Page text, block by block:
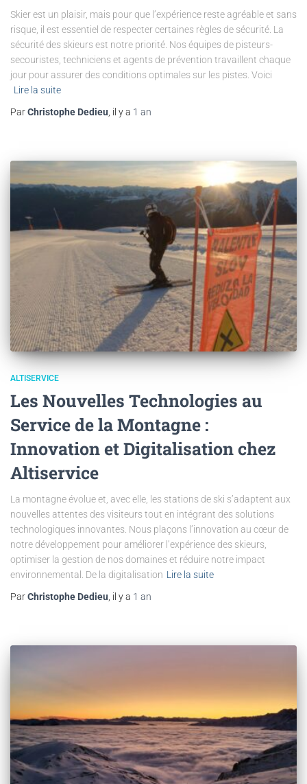
Skier est un plaisir, mais pour que l’expérience reste agréable et sans
risque, il est essentiel de respecter certaines règles de sécurité. La
sécurité des skieurs est notre priorité. Nos équipes de pisteurs-
secouristes, techniciens et agents de prévention travaillent chaque
jour pour assurer des conditions optimales sur les pistes. Voici
Lire la suite
ParChristophe Dedieu , il y a 1 an
ALTISERVICE
Les Nouvelles Technologies au
Service de la Montagne :
Innovation et Digitalisation chez
Altiservice
La montagne évolue et, avec elle, les stations de ski s’adaptent aux
nouvelles attentes des visiteurs tout en intégrant des solutions
technologiques innovantes. Nous plaçons l’innovation au cœur de
notre développement pour améliorer l’expérience des skieurs,
optimiser la gestion de nos domaines et réduire notre impact
environnemental. De la digitalisation Lire la suite
ParChristophe Dedieu, il y a 1 an